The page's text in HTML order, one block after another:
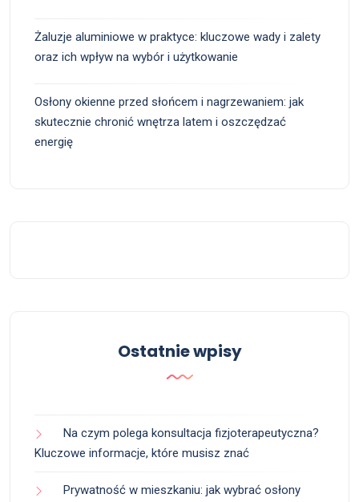
Żaluzje aluminiowe w praktyce: kluczowe wady i zalety
oraz ich wpływ na wybór i użytkowanie
Osłony okienne przed słońcem i nagrzewaniem: jak
skutecznie chronić wnętrza latem i oszczędzać
energię
Ostatnie wpisy
Na czym polega konsultacja fizjoterapeutyczna?
Kluczowe informacje, które musisz znać
Prywatność w mieszkaniu: jak wybrać osłony